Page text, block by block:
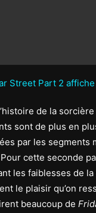
de la
sont de plus en
par les segments
cette seconde
les faiblesses de
le plaisir qu’on
beaucoup de